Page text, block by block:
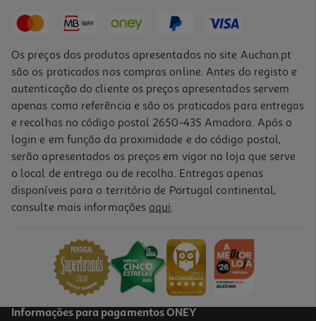
Os preços dos produtos apresentados no site Auchan.pt
são os praticados nas compras online. Antes do registo e
autenticação do cliente os preços apresentados servem
apenas como referência e são os praticados para entregas
e recolhas no código postal 2650-435 Amadora. Após o
login e em função da proximidade e do código postal,
serão apresentados os preços em vigor na loja que serve
o local de entrega ou de recolha. Entregas apenas
disponíveis para o território de Portugal continental,
consulte mais informações aqui.
Informações para pagamentos ONEY